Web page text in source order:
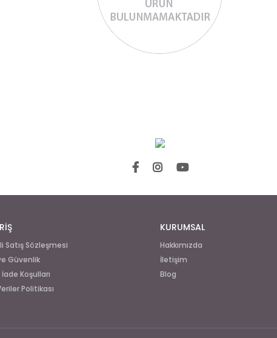
Satış Sözleşmesi
Güvenlik
Koşulları
Politikası
KURUMSAL
Hakkımızda
İletişim
Blog